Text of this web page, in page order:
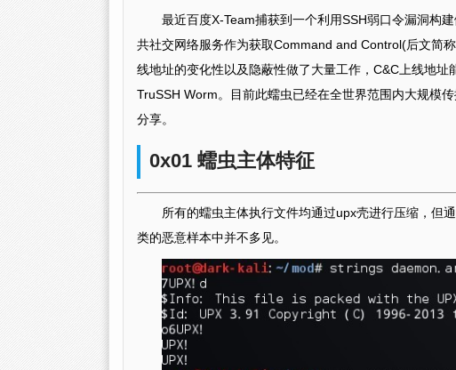
最近百度X-Team捕获到一个利用SSH弱口令漏洞构
共社交网络服务作为获取Command and Control(后文简
线地址的变化性以及隐蔽性做了大量工作，C&C上线地
TruSSH Worm。目前此蠕虫已经在全世界范围内大规模
分享。
0x01 蠕虫主体特征
所有的蠕虫主体执行文件均通过upx壳进行压缩，但
类的恶意样本中并不多见。